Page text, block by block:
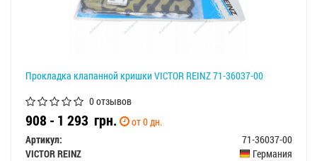
Прокладка клапанной кришки VICTOR REINZ 71-36037-00
0 отзывов
908 - 1 293 грн.
от 0 дн.
Артикул:
71-36037-00
VICTOR REINZ
Германия